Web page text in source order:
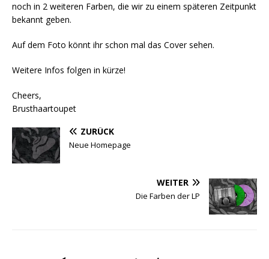
noch in 2 weiteren Farben, die wir zu einem späteren Zeitpunkt
bekannt geben.
Auf dem Foto könnt ihr schon mal das Cover sehen.
Weitere Infos folgen in kürze!
Cheers,
Brusthaartoupet
ZURÜCK
Neue Homepage
WEITER
Die Farben der LP